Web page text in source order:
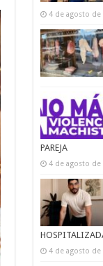
4 de agosto de
PAREJA
4 de agosto de
4 de agosto de